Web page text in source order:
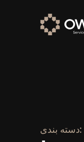
دسته بندی: